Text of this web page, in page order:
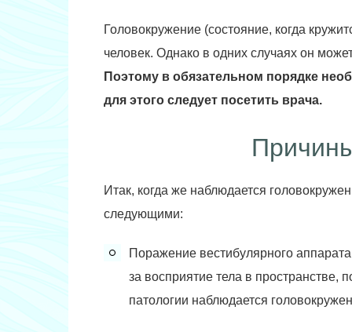
Головокружение (состояние, когда
человек. Однако в одних случаях он
Поэтому в обязательном порядке
для этого следует посетить врача.
Итак, когда же наблюдается
следующими:
Поражение вестибулярного
за восприятие тела в пространстве,
патологии наблюдается